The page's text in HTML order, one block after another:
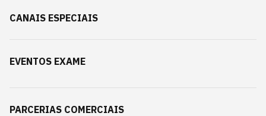
CANAIS ESPECIAIS
EVENTOS EXAME
PARCERIAS COMERCIAIS